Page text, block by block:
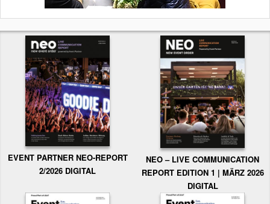
EVENT PARTNER NEO-REPORT
2/2026 DIGITAL
NEO – LIVE COMMUNICATION
REPORT EDITION 1 | MÄRZ 2026
DIGITAL